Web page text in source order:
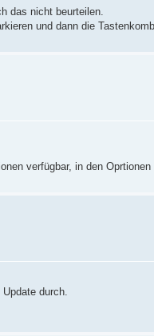
das nicht beurteilen.
und dann die
verfügbar, in den
durch.